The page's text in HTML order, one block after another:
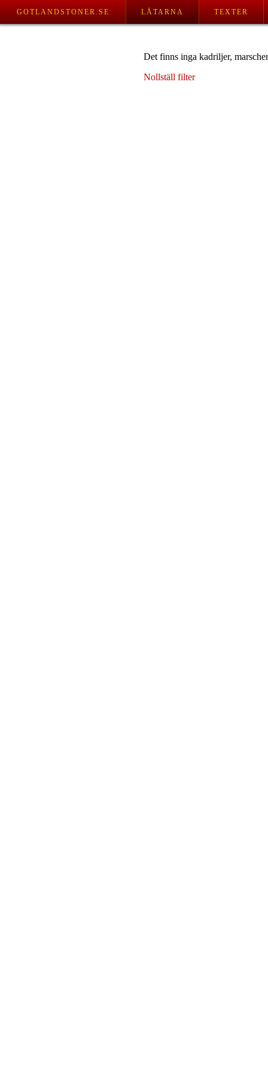
GOTLANDSTONER.SE LÅTARNA TEXTER
Det finns inga kadriljer,
Nollställ filter